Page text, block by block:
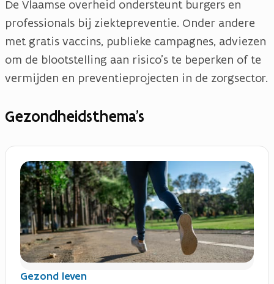
De Vlaamse overheid ondersteunt burgers en
professionals bij ziektepreventie. Onder andere
met gratis vaccins, publieke campagnes, adviezen
om de blootstelling aan risico's te beperken of te
vermijden en preventieprojecten in de zorgsector.
Gezondheidsthema's
Gezond leven